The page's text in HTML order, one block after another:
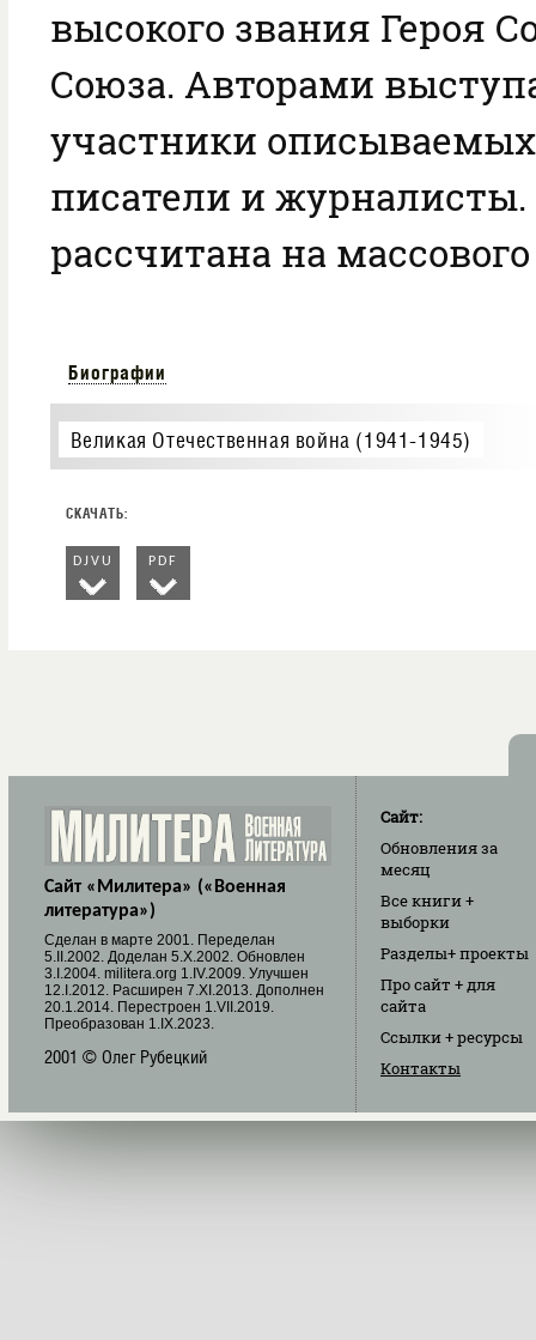
высокого звания Героя
Союза. Авторами
участники
писатели и
рассчитана на
Биографии
Великая Отечественная война (1941-1945)
DJVU PDF
Сайт «Милитера» («Военная
литература»)
Cделан в марте 2001. Переделан
5.II.2002. Доделан 5.X.2002. Обновлен
3.I.2004. militera.org 1.IV.2009. Улучшен
12.I.2012. Расширен 7.XI.2013. Дополнен
20.1.2014. Перестроен 1.VII.2019.
Преобразован 1.IX.2023.
2001 © Олег Рубецкий
Сайт:
Обновленияза
месяц
Все книги+
выборки
Разделы+ проекты
Про сайт + для
сайта
Ссылки+ ресурсы
Контакты